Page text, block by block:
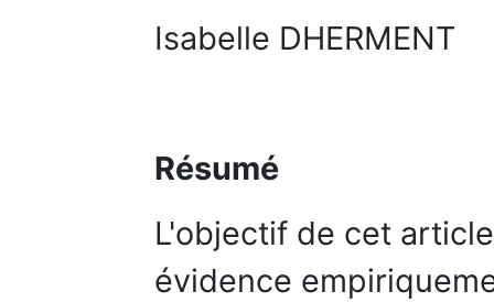
Isabelle DHERMENT
Résumé
L'objectif de cet
évidence